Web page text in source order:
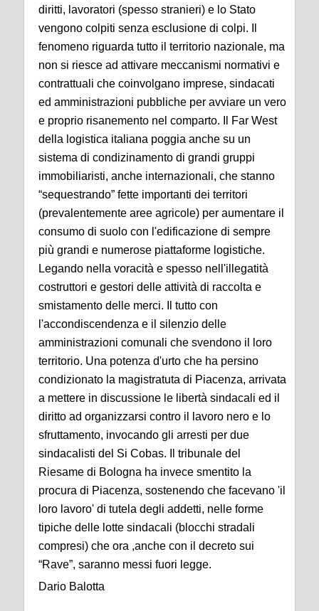
diritti, lavoratori (spesso stranieri) e lo Stato
vengono colpiti senza esclusione di colpi. Il
fenomeno riguarda tutto il territorio nazionale, ma
non si riesce ad attivare meccanismi normativi e
contrattuali che coinvolgano imprese, sindacati
ed amministrazioni pubbliche per avviare un vero
e proprio risanemento nel comparto. Il Far West
della logistica italiana poggia anche su un
sistema di condizinamento di grandi gruppi
immobiliaristi, anche internazionali, che stanno
“sequestrando” fette importanti dei territori
(prevalentemente aree agricole) per aumentare il
consumo di suolo con l'edificazione di sempre
più grandi e numerose piattaforme logistiche.
Legando nella voracità e spesso nell'illegatità
costruttori e gestori delle attività di raccolta e
smistamento delle merci. Il tutto con
l'accondiscendenza e il silenzio delle
amministrazioni comunali che svendono il loro
territorio. Una potenza d'urto che ha persino
condizionato la magistratuta di Piacenza, arrivata
a mettere in discussione le libertà sindacali ed il
diritto ad organizzarsi contro il lavoro nero e lo
sfruttamento, invocando gli arresti per due
sindacalisti del Si Cobas. Il tribunale del
Riesame di Bologna ha invece smentito la
procura di Piacenza, sostenendo che facevano 'il
loro lavoro' di tutela degli addetti, nelle forme
tipiche delle lotte sindacali (blocchi stradali
compresi) che ora ,anche con il decreto sui
“Rave”, saranno messi fuori legge.
Dario Balotta